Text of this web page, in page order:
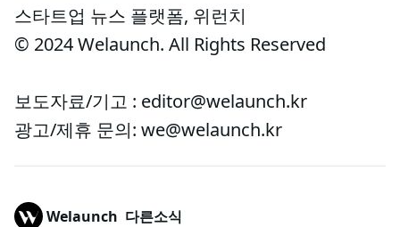
스타트업 뉴스 플랫폼, 위런치
© 2024 Welaunch. All Rights Reserved
보도자료/기고 : editor@welaunch.kr
광고/제휴 문의: we@welaunch.kr
Welaunch 다른소식